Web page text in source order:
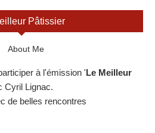
Pâtissier
à l'émission 'Le Meilleur
Cyril Lignac.
de belles rencontres